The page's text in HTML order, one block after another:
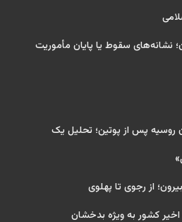
نشانه‌های سقوط یا پایان مأموریت
روسیه پس از پوتین؛ تحلیل یک
از رجوی تا پهلوی
کشور به ویژه بدخشان